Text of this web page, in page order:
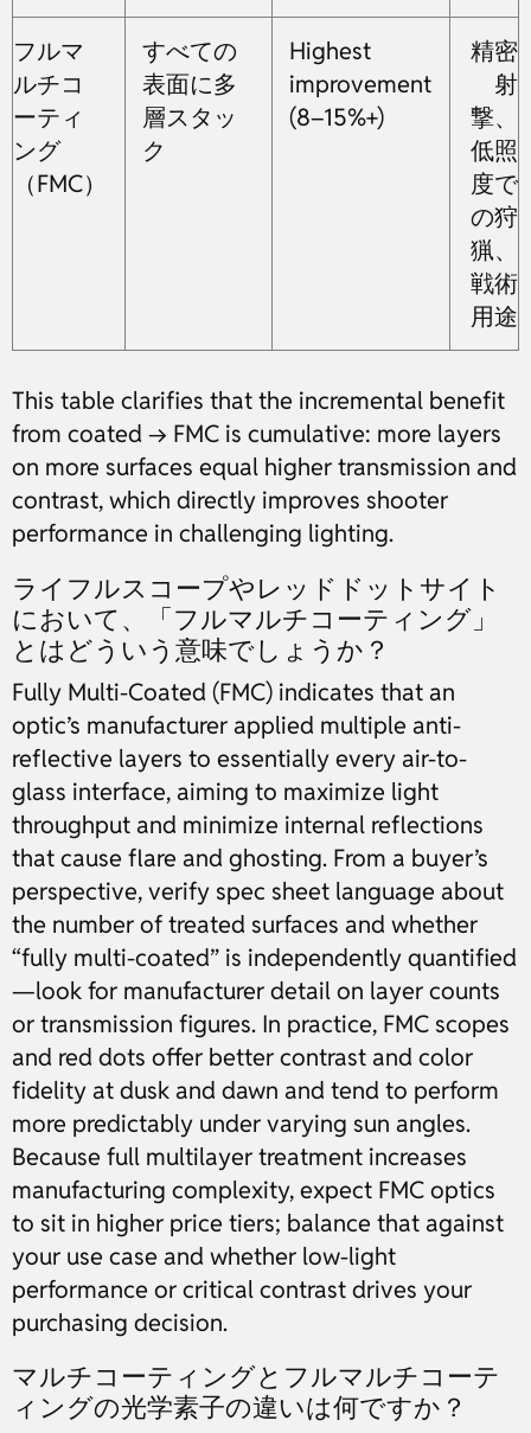
フルマ
ルチコ
ーティ
ング
（FMC）
すべての
表面に多
層スタッ
ク
Highest
improvement
(8–15%+)
精密
射
撃、
低照
度で
の狩
猟、
戦術
用途
This table clarifies that the incremental benefit
from coated → FMC is cumulative: more layers
on more surfaces equal higher transmission and
contrast, which directly improves shooter
performance in challenging lighting.
ライフルスコープやレッドドットサイト
において、「フルマルチコーティング」
とはどういう意味でしょうか？
Fully Multi-Coated (FMC) indicates that an
optic’s manufacturer applied multiple anti-
reflective layers to essentially every air-to-
glass interface, aiming to maximize light
throughput and minimize internal reflections
that cause flare and ghosting. From a buyer’s
perspective, verify spec sheet language about
the number of treated surfaces and whether
“fully multi-coated” is independently quantified
—look for manufacturer detail on layer counts
or transmission figures. In practice, FMC scopes
and red dots offer better contrast and color
fidelity at dusk and dawn and tend to perform
more predictably under varying sun angles.
Because full multilayer treatment increases
manufacturing complexity, expect FMC optics
to sit in higher price tiers; balance that against
your use case and whether low-light
performance or critical contrast drives your
purchasing decision.
マルチコーティングとフルマルチコーテ
ィングの光学素子の違いは何ですか？